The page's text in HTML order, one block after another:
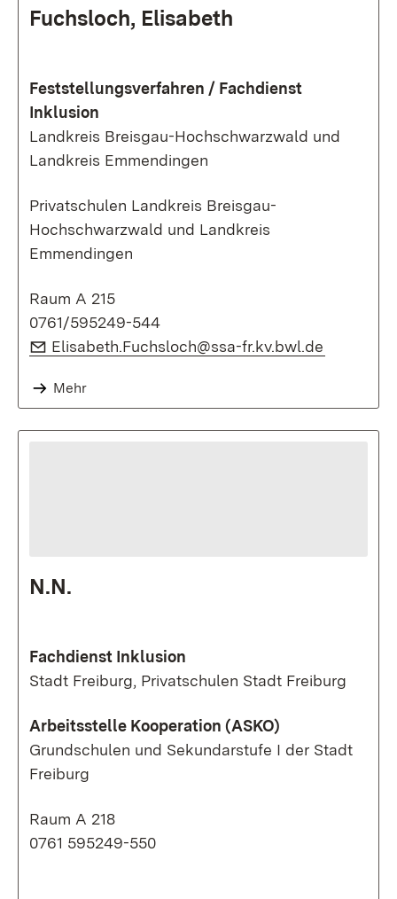
Fuchsloch, Elisabeth
Feststellungsverfahren / Fachdienst
Inklusion
Landkreis Breisgau-Hochschwarzwald und
Landkreis Emmendingen
Privatschulen Landkreis Breisgau-
Hochschwarzwald und Landkreis
Emmendingen
Raum A 215
0761/595249-544
E-Mail:
Elisabeth.Fuchsloch@ssa-fr.kv.bwl.de
Mehr
N.N.
Fachdienst Inklusion
Stadt Freiburg, Privatschulen Stadt Freiburg
Arbeitsstelle Kooperation (ASKO)
Grundschulen und Sekundarstufe I der Stadt
Freiburg
Raum A 218
0761 595249-550